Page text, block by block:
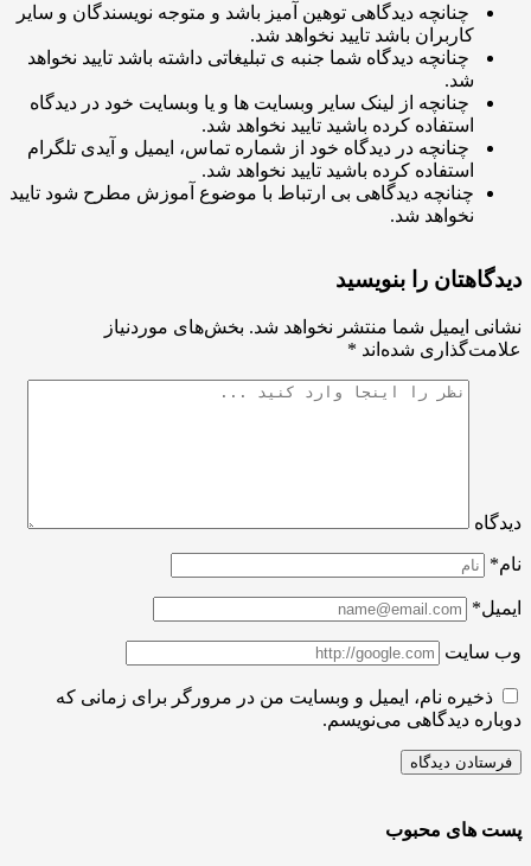
چنانچه دیدگاهی توهین آمیز باشد و متوجه نویسندگان و سایر
کاربران باشد تایید نخواهد شد.
چنانچه دیدگاه شما جنبه ی تبلیغاتی داشته باشد تایید نخواهد
چنانچه از لینک سایر وبسایت ها و یا وبسایت خود در دیدگاه
استفاده کرده باشید تایید نخواهد شد.
چنانچه در دیدگاه خود از شماره تماس، ایمیل و آیدی تلگرام
استفاده کرده باشید تایید نخواهد شد.
چنانچه دیدگاهی بی ارتباط با موضوع آموزش مطرح شود تایید
نخواهد شد.
را بنویسید
ایمیل شما منتشر نخواهد شد. بخش‌های موردنیاز
شده‌اند*
ذخیره نام، ایمیل و وبسایت من در مرورگر برای زمانی که
دیدگاهی می‌نویسم.
های محبوب